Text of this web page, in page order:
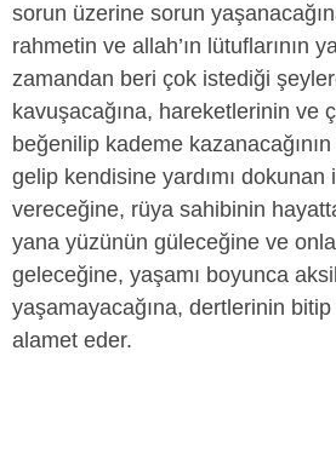
sorun üzerine sorun
rahmetin ve allah’ın lütuflarının
zamandan beri çok istediği
kavuşacağına, hareketlerinin ve
beğenilip kademe
gelip kendisine yardımı dokunan
vereceğine, rüya sahibinin
yana yüzünün güleceğine ve
geleceğine, yaşamı boyunca
yaşamayacağına, dertlerinin
alamet eder.